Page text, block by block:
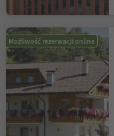
Możliwość rezerwacji online